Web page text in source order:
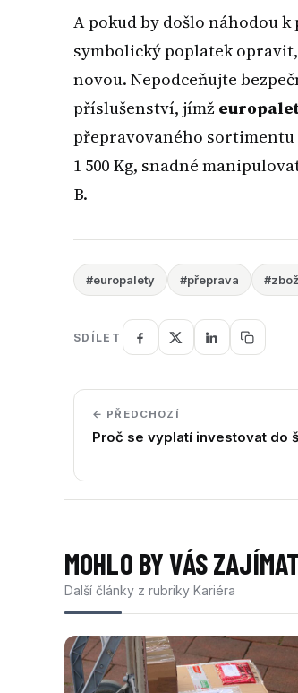
A pokud by došlo náhodou k
symbolický poplatek
novou. Nepodceňujte
příslušenství, jímž
přepravovaného
1 500 Kg, snadné
B.
#europalety #přeprava
SDÍLET
← PŘEDCHOZÍ
Proč se vyplatí investovat do
MOHLO BY VÁS ZAJÍMAT
Další články z rubriky Kariéra